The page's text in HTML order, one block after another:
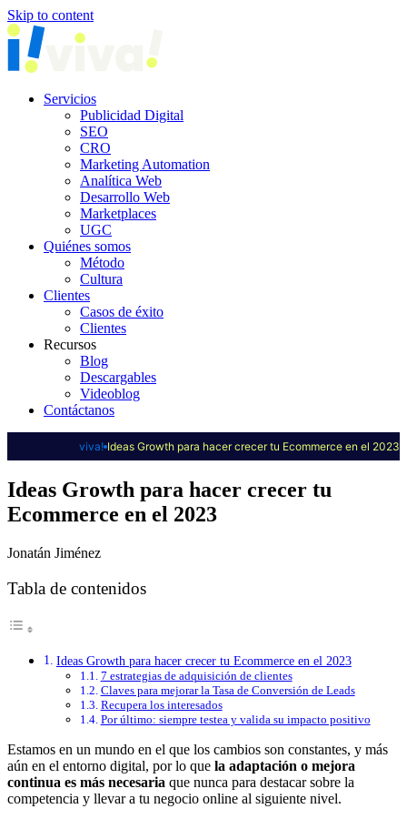
Skip to content
Servicios
Publicidad Digital
SEO
CRO
Marketing Automation
Analítica Web
Desarrollo Web
Marketplaces
UGC
Quiénes somos
Método
Cultura
Clientes
Casos de éxito
Clientes
Recursos
Blog
Descargables
Videoblog
Contáctanos
viva! Ideas Growth para hacer crecer tu Ecommerce en el 2023
Ideas Growth para hacer crecer tu
Ecommerce en el 2023
Jonatán Jiménez
Tabla de contenidos
Ideas Growth para hacer crecer tu Ecommerce en el 2023
7 estrategias de adquisición de clientes
Claves para mejorar la Tasa de Conversión de Leads
Recupera los interesados
Por último: siempre testea y valida su impacto positivo
Estamos en un mundo en el que los cambios son constantes, y más
aún en el entorno digital, por lo que la adaptación o mejora
continua es más necesaria que nunca para destacar sobre la
competencia y llevar a tu negocio online al siguiente nivel.